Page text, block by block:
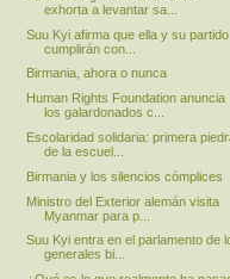
exhorta a levantar sa...
Suu Kyi afirma que ella y su partido
cumplirán con...
Birmania, ahora o nunca
Human Rights Foundation anuncia
los galardonados c...
Escolaridad solidaria: primera
de la escuel...
Birmania y los silencios cómplices
Ministro del Exterior alemán visita
Myanmar para p...
Suu Kyi entra en el parlamento de
generales bi...